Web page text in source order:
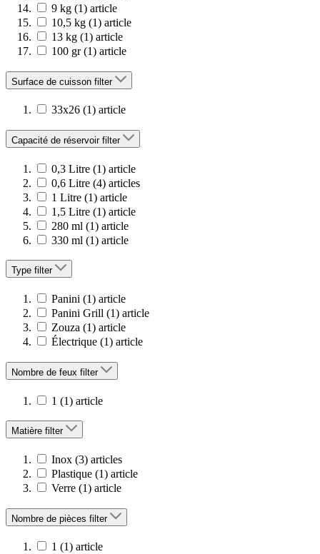
9 kg (1) article
10,5 kg (1) article
13 kg (1) article
100 gr (1) article
Surface de cuisson filter
33x26 (1) article
Capacité de réservoir filter
0,3 Litre (1) article
0,6 Litre (4) articles
1 Litre (1) article
1,5 Litre (1) article
280 ml (1) article
330 ml (1) article
Type filter
Panini (1) article
Panini Grill (1) article
Zouza (1) article
Électrique (1) article
Nombre de feux filter
1 (1) article
Matière filter
Inox (3) articles
Plastique (1) article
Verre (1) article
Nombre de pièces filter
1 (1) article